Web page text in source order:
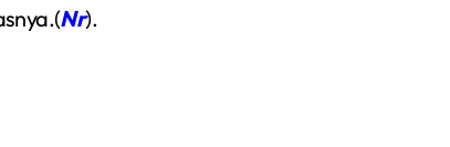
Nr).